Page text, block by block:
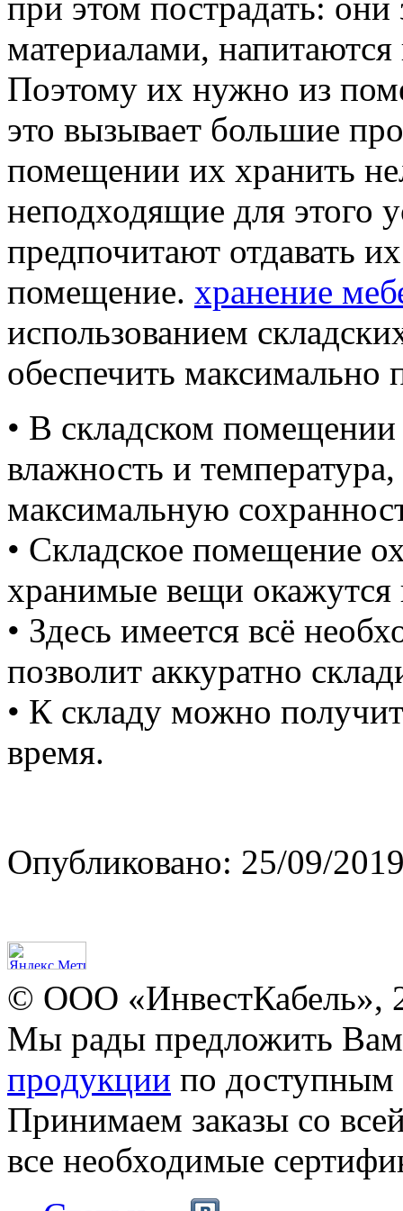
материалами,
Поэтому их нужно из
это вызывает большие
помещении их хранить
неподходящие для этого
предпочитают отдавать
помещение. хранение
использованием
обеспечить максимально
• В складском помещении
влажность и
максимальную
• Складское помещение
хранимые вещи окажутся
• Здесь имеется всё
позволит аккуратно
• К складу можно
время.
Опубликовано: 25/09/
© ООО «ИнвестКабель»,
Мы рады предложить
продукции по доступным
Принимаем заказы со
все необходимые